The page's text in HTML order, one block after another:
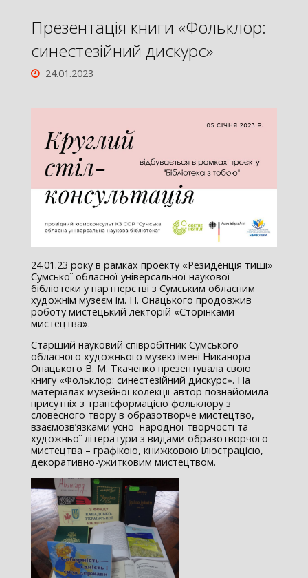
Презентація книги «Фольклор:
синестезійний дискурс»
24.01.2023
24.01.23 року в рамках проекту «Резиденція тиші»
Сумської обласної універсальної наукової
бібліотеки у партнерстві з Сумським обласним
художнім музеєм ім. Н. Онацького продовжив
роботу мистецький лекторій «Сторінками
мистецтва».
Старший науковий співробітник Сумського
обласного художнього музею імені Никанора
Онацького В. М. Ткаченко презентувала свою
книгу «Фольклор: синестезійний дискурс». На
матеріалах музейної колекції автор познайомила
присутніх з трансформацією фольклору з
словесного твору в образотворче мистецтво,
взаємозв’язками усної народної творчості та
художньої літератури з видами образотворчого
мистецтва – графікою, книжковою ілюстрацією,
декоративно-ужитковим мистецтвом.